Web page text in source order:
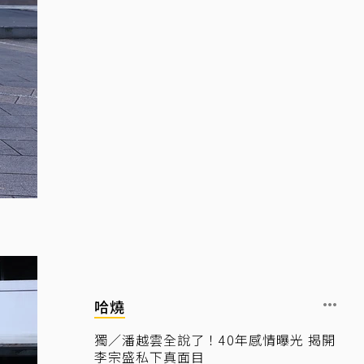
哈燒
獨／潘越雲全說了！40年感情曝光 揭開
李宗盛私下真面目